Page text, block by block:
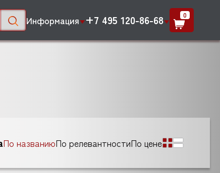
Информация +7 495 120-86-68 0
По названиюПо релевантностиПо цене